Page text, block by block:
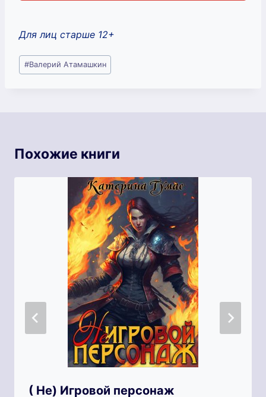
Для лиц старше 12+
Метки
записи:
#Валерий Атамашкин
Похожие книги
( Не) Игровой персонаж